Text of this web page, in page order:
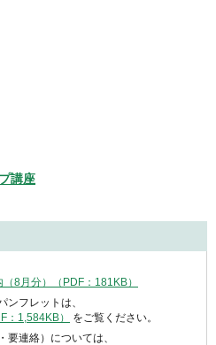
講座
8月分）（PDF：181KB）
ンフレットは、
：1,584KB）
をご覧ください。
要連絡）については、